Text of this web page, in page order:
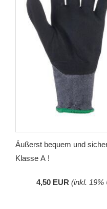
Äußerst bequem und
Klasse A !
4,50 EUR (inkl. 19%